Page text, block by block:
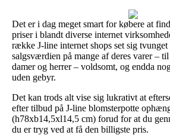
Det er i dag meget smart for købere at
priser i blandt diverse internet
række J-line internet shops set sig
salgsværdien på mange af deres varer –
damer og herrer – voldsomt, og endda
uden gebyr.
Det kan trods alt vise sig lukrativt at
efter tilbud på J-line blomsterpotte
(h78xb14,5xl14,5 cm) forud for at du
du er tryg ved at få den billigste pris.